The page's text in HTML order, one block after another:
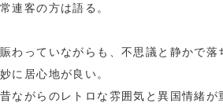
常連客の方は語る。
賑わっていながらも、不思議と静かで
妙に居心地が良い。
昔ながらのレトロな雰囲気と異国情緒が